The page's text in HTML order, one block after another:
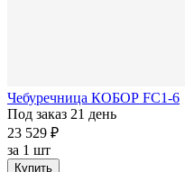
Чебуречница КОБОР FC1-6
Под заказ 21 день
23 529 ₽
за 1 шт
Купить